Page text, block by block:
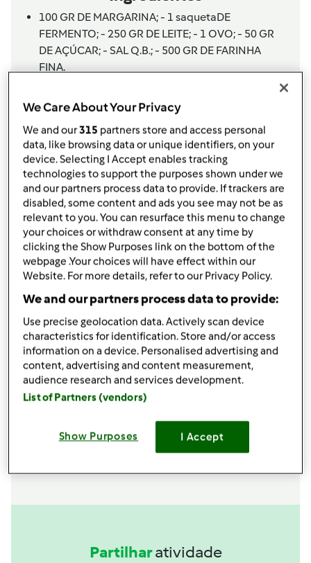
100 GR DE MARGARINA; - 1 saquetaDE
FERMENTO; - 250 GR DE LEITE; - 1 OVO; - 50 GR
DE AÇÚCAR; - SAL Q.B.; - 500 GR DE FARINHA
FINA.
Acessórios
Espátula
comprar agora
comprar agora
Partilharatividade
We Care About Your Privacy
We and our315 partners store and access personal
data, like browsing data or unique identifiers, on your
device. Selecting I Accept enables tracking
technologies to support the purposes shown under we
and our partners process data to provide. If trackers are
disabled, some content and ads you see may not be as
relevant to you. You can resurface this menu to change
your choices or withdraw consent at any time by
clicking the Show Purposes link on the bottom of the
webpage .Your choices will have effect within our
Website. For more details, refer to our Privacy Policy.
We and our partners process data to provide:
Use precise geolocation data. Actively scan device
characteristics for identification. Store and/or access
information on a device. Personalised advertising and
content, advertising and content measurement,
audience research and services development.
List of Partners (vendors)
Show Purposes I Accept